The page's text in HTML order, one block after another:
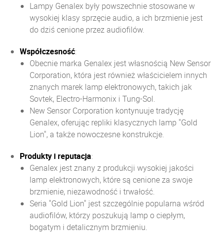
Lampy Genalex były powszechnie stosowane w
wysokiej klasy sprzęcie audio, a ich brzmienie jest
do dziś cenione przez audiofilów.
Współczesność:
Obecnie marka Genalex jest własnością New Sensor
Corporation, która jest również właścicielem innych
znanych marek lamp elektronowych, takich jak
Sovtek, Electro-Harmonix i Tung-Sol.
New Sensor Corporation kontynuuje tradycję
Genalex, oferując repliki klasycznych lamp "Gold
Lion", a także nowoczesne konstrukcje.
Produkty i reputacja:
Genalex jest znany z produkcji wysokiej jakości
lamp elektronowych, które są cenione za swoje
brzmienie, niezawodność i trwałość.
Seria "Gold Lion" jest szczególnie popularna wśród
audiofilów, którzy poszukują lamp o ciepłym,
bogatym i detalicznym brzmieniu.